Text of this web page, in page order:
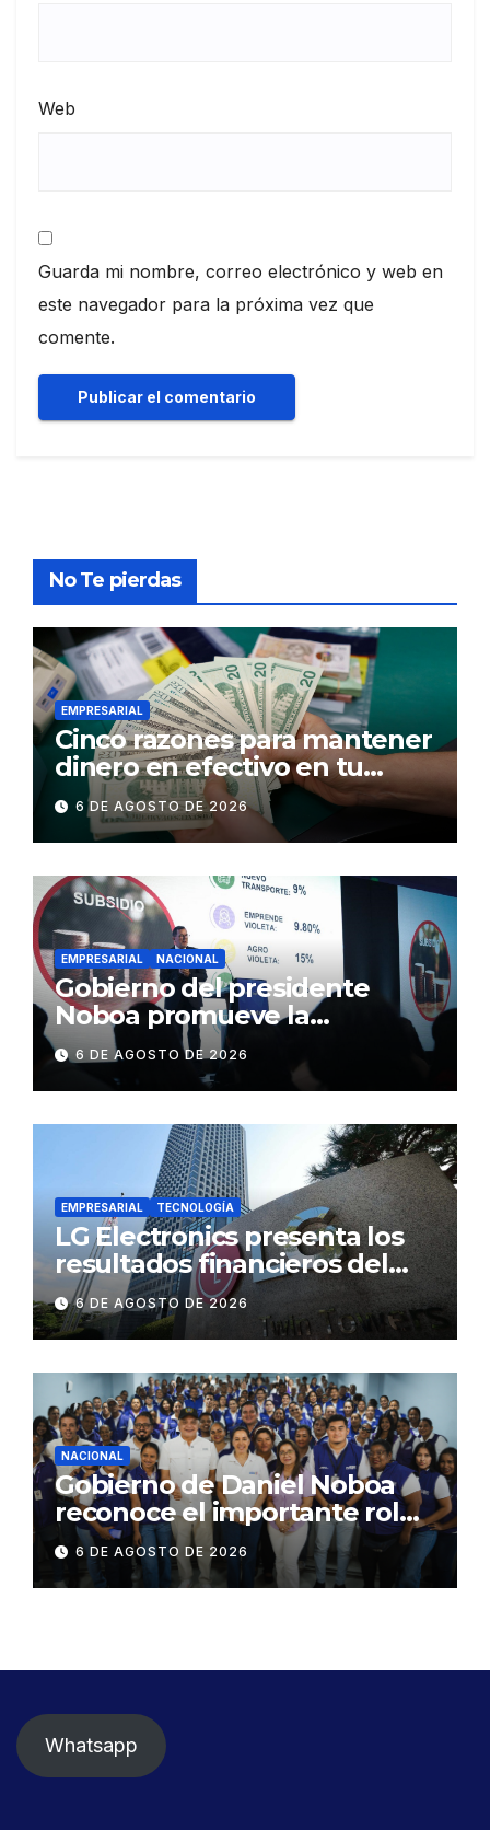
Web
Guarda mi nombre, correo electrónico y web en
este navegador para la próxima vez que
comente.
No Te pierdas
EMPRESARIAL
Cinco razones para mantener
dinero en efectivo en tu
billetera
6 DE AGOSTO DE 2026
EMPRESARIAL NACIONAL
Gobierno del presidente
Noboa promueve la
autonomía económica de las
mujeres con más de USD 45
millones en financiamiento
6 DE AGOSTO DE 2026
EMPRESARIAL TECNOLOGÍA
LG Electronics presenta los
resultados financieros del
segundo trimestre de 2026
6 DE AGOSTO DE 2026
NACIONAL
Gobierno de Daniel Noboa
reconoce el importante rol
que cumplen educadoras del
servicio Creciendo con
Nuestros Hijos en beneficio
6 DE AGOSTO DE 2026
Whatsapp